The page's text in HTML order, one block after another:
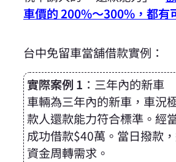
車價的 200%～300%，都有
台中免留車當舖借款實例：
實際案例 1 ：三年內的新車
車輛為三年內的新車，車況
款人還款能力符合標準。經
成功借款$40萬。當日撥款
資金周轉需求。